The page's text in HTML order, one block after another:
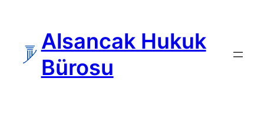
Alsancak Hukuk
Bürosu